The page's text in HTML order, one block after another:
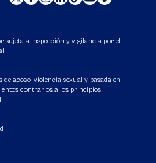
sujeta a inspección y vigilancia por el
acoso, violencia sexual y basada en
contrarios a los principios